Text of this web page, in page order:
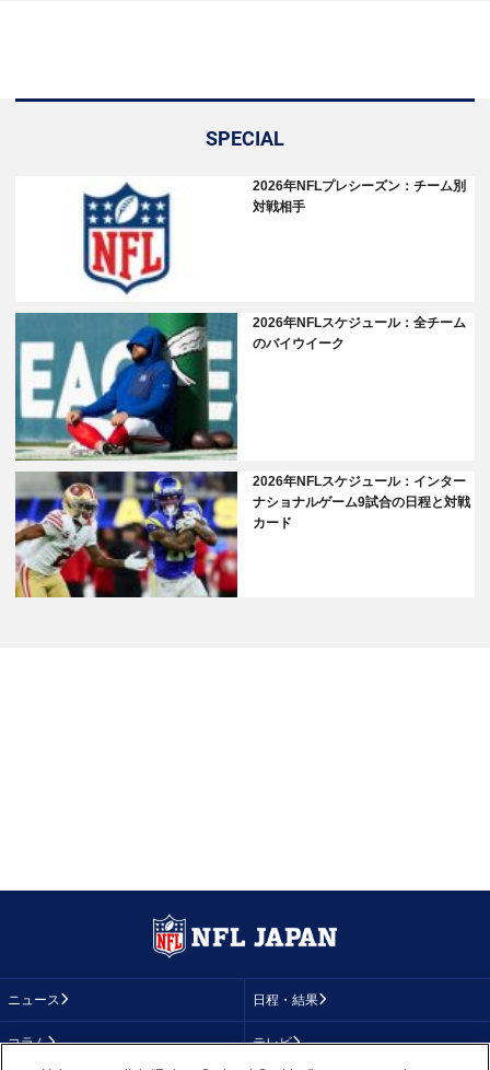
SPECIAL
2026年NFLプレシーズン：チーム別
対戦相手
2026年NFLスケジュール：全チーム
のバイウイーク
2026年NFLスケジュール：インター
ナショナルゲーム9試合の日程と対戦
カード
ニュース 日程・結果
コラム テレビ